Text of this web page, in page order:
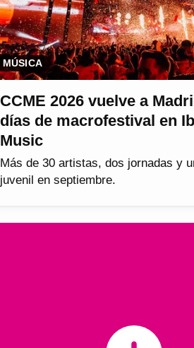
MÚSICA
CCME 2026 vuelve a
días de macrofestival en
Music
Más de 30 artistas, dos jornadas y
juvenil en septiembre.